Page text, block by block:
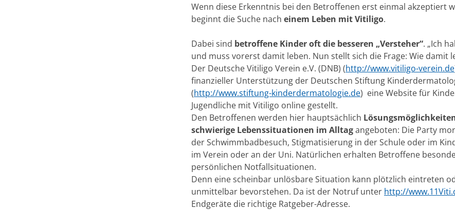
Wenn diese Erkenntnis bei den Betroffenen erst einmal akzeptiert
beginnt die Suche nach einem Leben mit Vitiligo.
Dabei sind betroffene Kinder oft die besseren „Versteher“. „Ich
und muss vorerst damit leben. Nun stellt sich die Frage: Wie damit
Der Deutsche Vitiligo Verein e.V. (DNB) (http://www.vitiligo-verein.de
finanzieller Unterstützung der Deutschen Stiftung
(http://www.stiftung-kinderdermatologie.de) eine Website für
Jugendliche mit Vitiligo online gestellt.
Den Betroffenen werden hier hauptsächlich
schwierige Lebenssituationen im Alltagangeboten: Die Party
der Schwimmbadbesuch, Stigmatisierung in der Schule oder im
im Verein oder an der Uni. Natürlichen erhalten Betroffene
persönlichen Notfallsituationen.
Denn eine scheinbar unlösbare Situation kann plötzlich eintreten
unmittelbar bevorstehen. Da ist der Notruf unter http://
Endgeräte die richtige Ratgeber-Adresse.